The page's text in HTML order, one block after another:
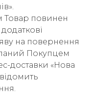
Товар повинен
на повернення
Покупцем
доставки «Нова